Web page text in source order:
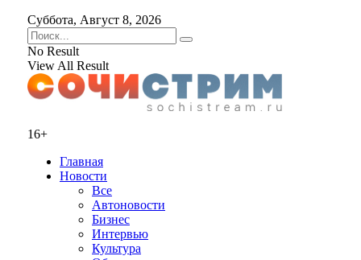
Суббота, Август 8, 2026
No Result
View All Result
16+
Главная
Новости
Все
Автоновости
Бизнес
Интервью
Культура